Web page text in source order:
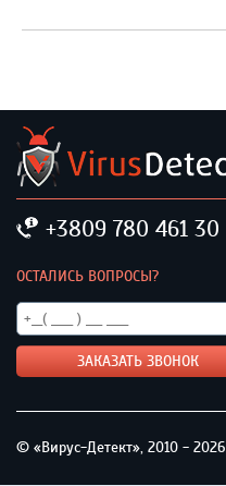
+3809 780 461 30
ОСТАЛИСЬ ВОПРОСЫ?
© «Вирус-Детект», 2010 - 2026